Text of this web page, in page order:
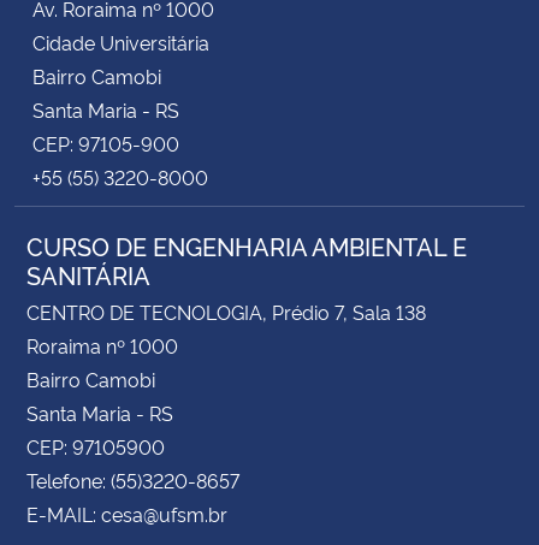
Av. Roraima nº 1000
Cidade Universitária
Bairro Camobi
Santa Maria - RS
CEP: 97105-900
+55 (55) 3220-8000
CURSO DE ENGENHARIA AMBIENTAL E
SANITÁRIA
CENTRO DE TECNOLOGIA, Prédio 7, Sala 138
Roraima nº 1000
Bairro Camobi
Santa Maria - RS
CEP: 97105900
Telefone: (55)3220-8657
E-MAIL: cesa@ufsm.br